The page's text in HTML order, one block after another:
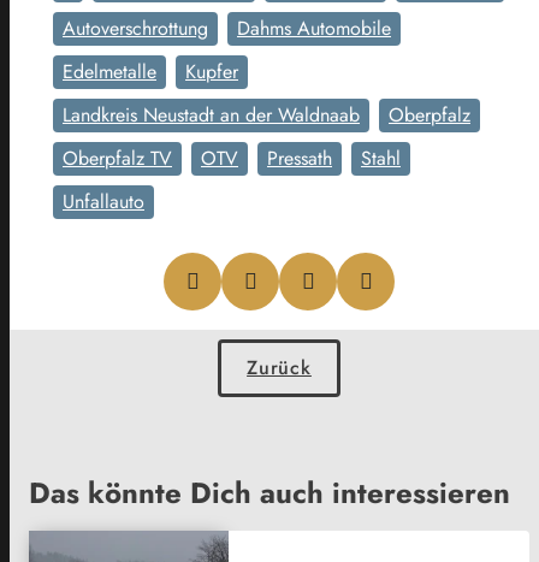
Autoverschrottung
Dahms Automobile
Edelmetalle
Kupfer
Landkreis Neustadt an der Waldnaab
Oberpfalz
Oberpfalz TV
OTV Pressath
Stahl
Unfallauto
Zurück
Das könnte Dich auch interessieren